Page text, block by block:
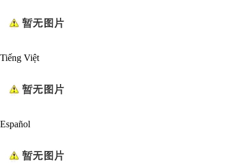
Tiếng Việt
Español